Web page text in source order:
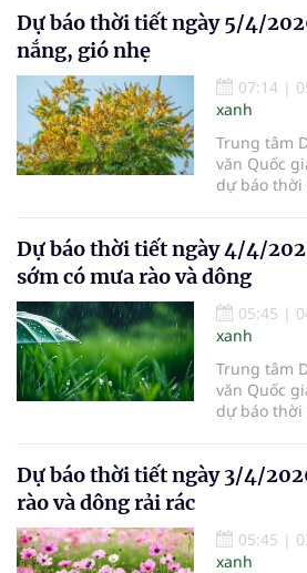
Dự báo thời tiết ngày 5/4/
nắng, gió nhẹ
07:14 |
xanh
Trung tâm
văn Quốc
dự báo thời
Dự báo thời tiết ngày 4/4/
sớm có mưa rào và dông
05:45 |
xanh
Trung tâm
văn Quốc
dự báo thời
Dự báo thời tiết ngày 3/4/
rào và dông rải rác
05:45 |
xanh